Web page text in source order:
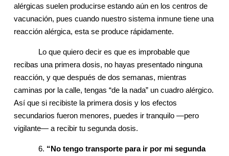
alérgicas suelen producirse estando aún en los centros de
vacunación, pues cuando nuestro sistema inmune tiene una
reacción alérgica, esta se produce rápidamente.
Lo que quiero decir es que es improbable que
recibas una primera dosis, no hayas presentado ninguna
reacción, y que después de dos semanas, mientras
caminas por la calle, tengas “de la nada” un cuadro alérgico.
Así que si recibiste la primera dosis y los efectos
secundarios fueron menores, puedes ir tranquilo —pero
vigilante— a recibir tu segunda dosis.
6. “No tengo transporte para ir por mi segunda